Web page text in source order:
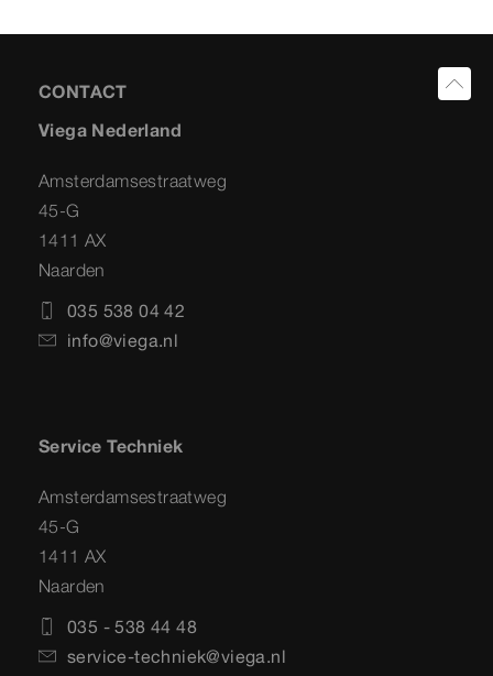
CONTACT
Viega Nederland
Amsterdamsestraatweg
45-G
1411 AX
Naarden
035 538 04 42
info@viega.nl
Service Techniek
Amsterdamsestraatweg
45-G
1411 AX
Naarden
035 - 538 44 48
service-techniek@viega.nl